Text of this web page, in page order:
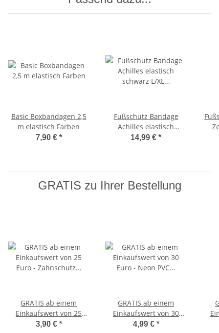
Basic Boxbandagen 2,5
m elastisch Farben
7,90 € *
Fußschutz Bandage
Achilles elastisch
schwarz L/XL (SR)
14,99 € *
GRATIS zu Ihrer Bestellung
GRATIS ab einem
Einkaufswert von 25
Euro - Zahnschutz
3,90 € *
GRATIS ab einem
Einkaufswert von 30
Euro - Neon PVC
4,99 € *